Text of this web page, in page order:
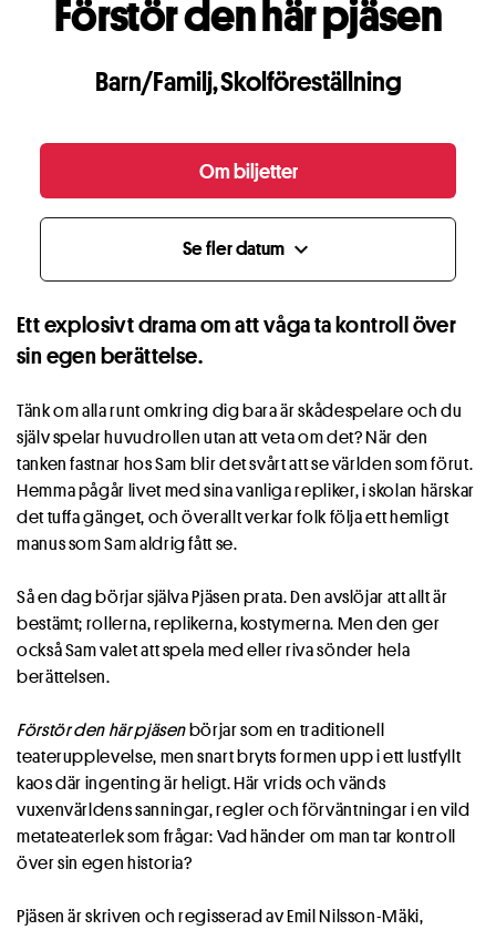
Förstör den här pjäsen
Barn/Familj,Skolföreställning
Om biljetter
Se fler datum expand_more
Ett explosivt drama om att våga ta kontroll över
sin egen berättelse.
Tänk om alla runt omkring dig bara är skådespelare och du
själv spelar huvudrollen utan att veta om det? När den
tanken fastnar hos Sam blir det svårt att se världen som förut.
Hemma pågår livet med sina vanliga repliker, i skolan härskar
det tuffa gänget, och överallt verkar folk följa ett hemligt
manus som Sam aldrig fått se.
Så en dag börjar själva Pjäsen prata. Den avslöjar att allt är
bestämt; rollerna, replikerna, kostymerna. Men den ger
också Sam valet att spela med eller riva sönder hela
berättelsen.
Förstör den här pjäsenbörjar som en traditionell
teaterupplevelse, men snart bryts formen upp i ett lustfyllt
kaos där ingenting är heligt. Här vrids och vänds
vuxenvärldens sanningar, regler och förväntningar i en vild
metateaterlek som frågar: Vad händer om man tar kontroll
över sin egen historia?
Pjäsen är skriven och regisserad av Emil Nilsson-Mäki,